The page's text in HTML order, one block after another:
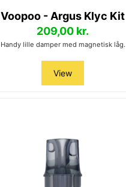
Voopoo - Argus Klyc Kit
209,00 kr.
Handy lille damper med magnetisk låg.
View